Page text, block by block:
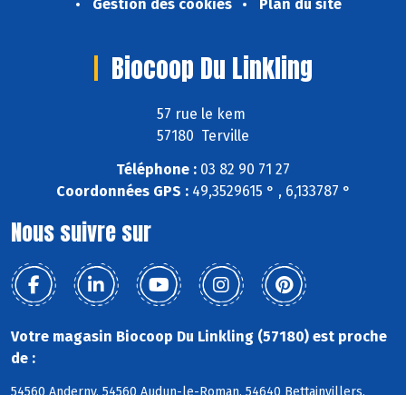
Gestion des cookies
Plan du site
Biocoop Du Linkling
57 rue le kem
57180 Terville
Téléphone : 03 82 90 71 27
Coordonnées GPS :49,3529615 ° , 6,133787 °
Nous suivre sur
Votre magasin Biocoop Du Linkling (57180) est proche
de :
54560 Anderny, 54560 Audun-le-Roman, 54640 Bettainvillers,